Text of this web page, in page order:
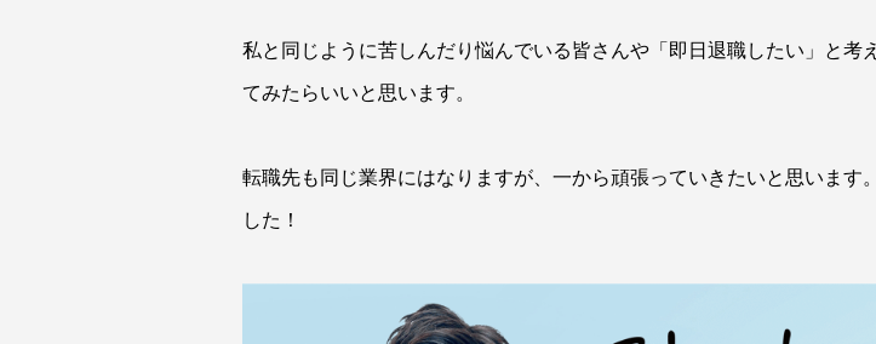
私と同じように苦しんだり悩んでいる皆さんや「即日退職したい」と
てみたらいいと思います。
転職先も同じ業界にはなりますが、一から頑張っていきたいと思います
した！